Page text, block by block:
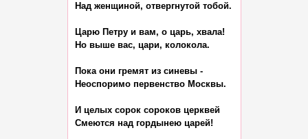
Над женщиной, отвергнутой тобой.
Царю Петру и вам, о царь, хвала!
Но выше вас, цари, колокола.
Пока они гремят из синевы -
Неоспоримо первенство Москвы.
И целых сорок сороков церквей